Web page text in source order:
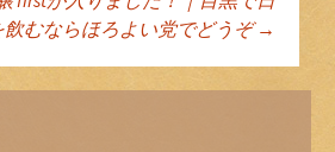
飲むならほろよい党でどうぞ→